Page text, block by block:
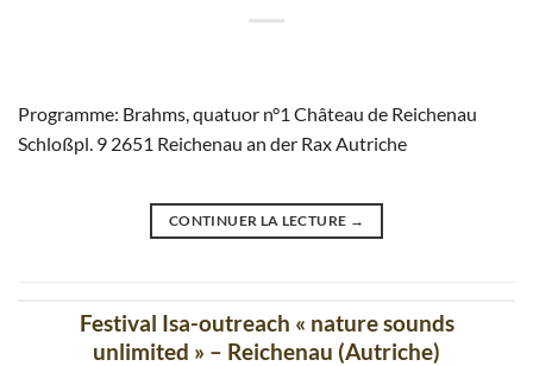
Programme: Brahms, quatuor n°1 Château de Reichenau
Schloßpl. 9 2651 Reichenau an der Rax Autriche
CONTINUER LA LECTURE →
Festival Isa-outreach « nature sounds
unlimited » – Reichenau (Autriche)